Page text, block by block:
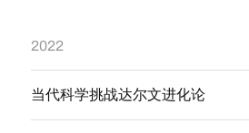
2022
当代科学挑战达尔文进化论